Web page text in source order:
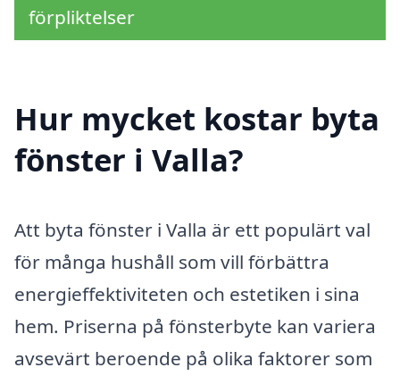
förpliktelser
Hur mycket kostar byta
fönster i Valla?
Att byta fönster i Valla är ett populärt val
för många hushåll som vill förbättra
energieffektiviteten och estetiken i sina
hem. Priserna på fönsterbyte kan variera
avsevärt beroende på olika faktorer som